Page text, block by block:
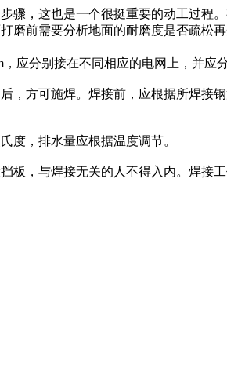
，这也是一个很挺重要的动工过程
前需要分析地面的耐磨度是否疏松
应分别接在不同相应的电网上，并应
方可施焊。焊接前，应根据所焊接
度，排水量应根据温度调节。
，与焊接无关的人不得入内。焊接